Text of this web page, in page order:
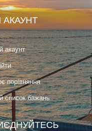
АКАУНТ
акаунт
порівняння
список бажань